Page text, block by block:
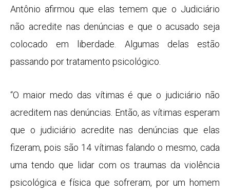
Antônio afirmou que elas temem que o Judiciário
não acredite nas denúncias e que o acusado seja
colocado em liberdade. Algumas delas estão
passando por tratamento psicológico.
“O maior medo das vítimas é que o judiciário não
acreditem nas denúncias. Então, as vítimas esperam
que o judiciário acredite nas denúncias que elas
fizeram, pois são 14 vítimas falando o mesmo, cada
uma tendo que lidar com os traumas da violência
psicológica e física que sofreram, por um homem